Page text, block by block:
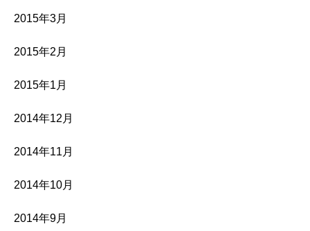
2015年3月
2015年2月
2015年1月
2014年12月
2014年11月
2014年10月
2014年9月